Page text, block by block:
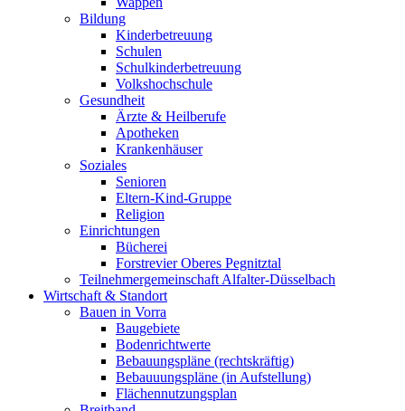
Bildung
Kinderbetreuung
Schulen
Schulkinderbetreuung
Volkshochschule
Gesundheit
Ärzte & Heilberufe
Apotheken
Krankenhäuser
Soziales
Senioren
Eltern-Kind-Gruppe
Religion
Einrichtungen
Bücherei
Forstrevier Oberes Pegnitztal
Teilnehmergemeinschaft Alfalter-Düsselbach
Wirtschaft & Standort
Bauen in Vorra
Baugebiete
Bodenrichtwerte
Bebauungspläne (rechtskräftig)
Bebauuungspläne (in Aufstellung)
Flächennutzungsplan